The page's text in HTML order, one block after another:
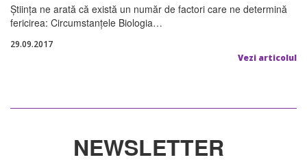
Știința ne arată că există un număr de factori care ne determină
fericirea: Circumstanțele Biologia…
29.09.2017
Vezi articolul
NEWSLETTER